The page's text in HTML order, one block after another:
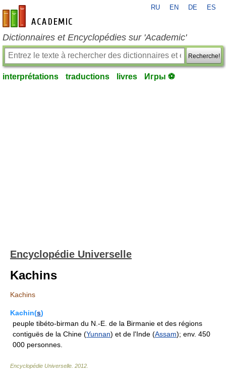
fr-academic.com
RU EN DE ES
Dictionnaires et Encyclopédies sur 'Academic'
Recherche!
interprétations traductions livres Игры ⚽
Encyclopédie Universelle
Kachins
Kachins
Kachin(s)
peuple tibéto-birman du N.-E. de la Birmanie et des régions
contiguës de la Chine (Yunnan) et de l'Inde (Assam); env. 450
000 personnes.
Encyclopédie Universelle 2012